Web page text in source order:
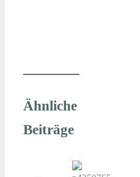
Ähnliche
Beiträge